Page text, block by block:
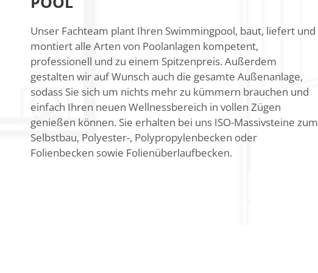
Unser Fachteam plant Ihren Swimmingpool, baut, liefert und
montiert alle Arten von Poolanlagen kompetent,
professionell und zu einem Spitzenpreis. Außerdem
gestalten wir auf Wunsch auch die gesamte Außenanlage,
sodass Sie sich um nichts mehr zu kümmern brauchen und
einfach Ihren neuen Wellnessbereich in vollen Zügen
genießen können. Sie erhalten bei uns ISO-Massivsteine zum
Selbstbau, Polyester-, Polypropylenbecken oder
Folienbecken sowie Folienüberlaufbecken.